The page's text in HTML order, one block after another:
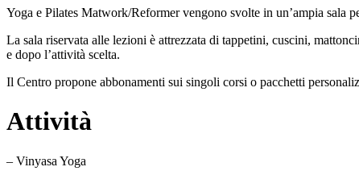
Yoga e Pilates Matwork/Reformer vengono svolte in un’ampia sala
La sala riservata alle lezioni è attrezzata di tappetini, cuscini,
e dopo l’attività scelta.
Il Centro propone abbonamenti sui singoli corsi o pacchetti
Attività
– Vinyasa Yoga